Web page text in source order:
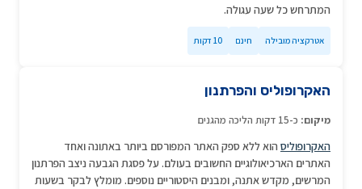
המתרחש כל שעה עגולה.
אטרקציה מובילה חינם 10 דקות
האקרופוליס והפרתנון
מיקום: כ-15 דקות הליכה מהגנים
האקרופוליסהוא ללא ספק האתר המפורסם ביותר באתונה ואחד
האתרים הארכיאולוגיים החשובים בעולם. על פסגת הגבעה ניצב הפרתנון
המרשים, מקדש אתנה, ומבנים היסטוריים נוספים. מומלץ לבקר בשעות